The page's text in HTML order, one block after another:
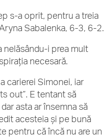
s-a oprit, pentru a treia
Sabalenka, 6-3, 6-2.
i prea mult
necesară.
carierei Simonei, iar
out”. E tentant să
asta ar însemna să
acesteia și pe bună
pentru că încă nu are un